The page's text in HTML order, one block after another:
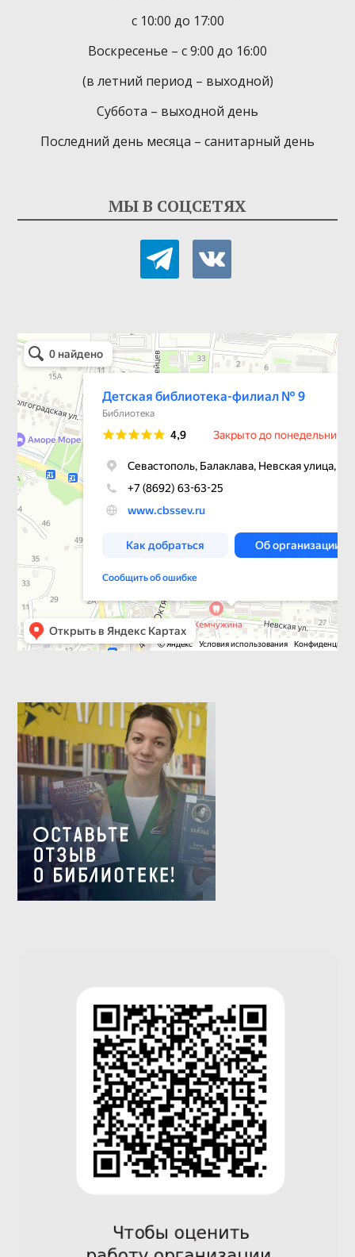
с 10:00 до 17:00
Воскресенье – с 9:00 до 16:00
(в летний период – выходной)
Суббота – выходной день
Последний день месяца – санитарный день
МЫ В СОЦСЕТЯХ
telegram vkontakte
Детская библиотека-филиал № 9
Библиотека в Севастополе